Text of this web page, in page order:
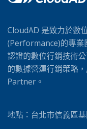
t
v
e
:
CloudAD 是致力於數
(Performance)的專業
認證的數位行銷技術
的數據營運行銷策略
Partner。
地點：台北市信義區